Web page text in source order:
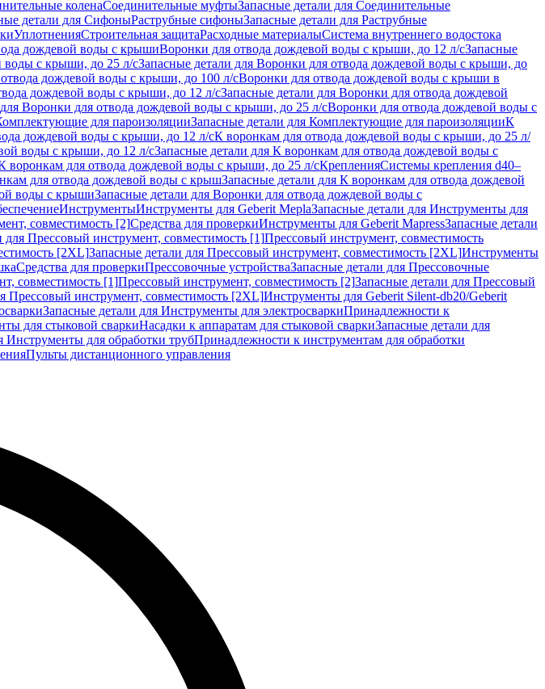
коленаСоединительные муфтыЗапасные детали для Соединительные
детали для СифоныРаструбные сифоныЗапасные детали для Раструбные
УплотненияСтроительная защитаРасходные материалыСистема внутреннего водостока
дождевой воды с крышиВоронки для отвода дождевой воды с крыши, до 12 л/сЗапасные
воды с крыши, до 25 л/сЗапасные детали для Воронки для отвода дождевой воды с крыши, до
дождевой воды с крыши, до 100 л/сВоронки для отвода дождевой воды с крыши в
дождевой воды с крыши, до 12 л/сЗапасные детали для Воронки для отвода дождевой
Воронки для отвода дождевой воды с крыши, до 25 л/сВоронки для отвода дождевой воды с
для пароизоляцииЗапасные детали для Комплектующие для пароизоляцииК
дождевой воды с крыши, до 12 л/сК воронкам для отвода дождевой воды с крыши, до 25 л/
воды с крыши, до 12 л/сЗапасные детали для К воронкам для отвода дождевой воды с
воронкам для отвода дождевой воды с крыши, до 25 л/сКрепленияСистемы крепления d40–
для отвода дождевой воды с крышЗапасные детали для К воронкам для отвода дождевой
воды с крышиЗапасные детали для Воронки для отвода дождевой воды с
ИнструментыИнструменты для Geberit MeplaЗапасные детали для Инструменты для
совместимость [2]Средства для проверкиИнструменты для Geberit MapressЗапасные детали
для Прессовый инструмент, совместимость [1]Прессовый инструмент, совместимость
[2XL]Запасные детали для Прессовый инструмент, совместимость [2XL]Инструменты
Средства для проверкиПрессовочные устройстваЗапасные детали для Прессовочные
совместимость [1]Прессовый инструмент, совместимость [2]Запасные детали для Прессовый
Прессовый инструмент, совместимость [2XL]Инструменты для Geberit Silent-db20/Geberit
Запасные детали для Инструменты для электросваркиПринадлежности к
для стыковой сваркиНасадки к аппаратам для стыковой сваркиЗапасные детали для
Инструменты для обработки трубПринадлежности к инструментам для обработки
Пульты дистанционного управления